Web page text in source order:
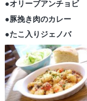
●オリーブアンチョビ
●豚挽き肉のカレー
●たこ入りジェノバ